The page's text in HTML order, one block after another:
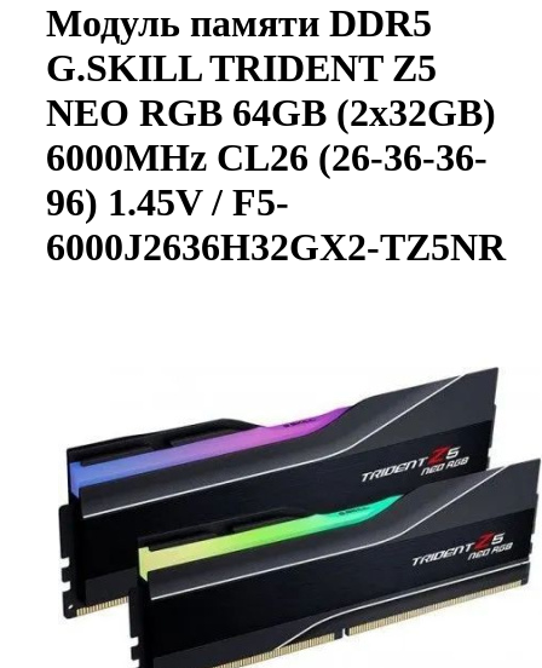
Модуль памяти DDR5
G.SKILL TRIDENT Z5
NEO RGB 64GB (2x32GB)
6000MHz CL26 (26-36-36-
96) 1.45V / F5-
6000J2636H32GX2-TZ5NR